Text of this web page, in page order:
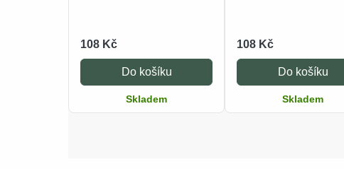
108 Kč
Do košíku
Skladem
108 Kč
Do košíku
Skladem